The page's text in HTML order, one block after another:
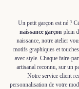
Un petit garçon est né ?
naissance garçon plein
naissance, notre atelier
motifs graphiques et
avec style. Chaque faire-
artisanal reconnu, sur un
Notre service client
personnalisation de votre